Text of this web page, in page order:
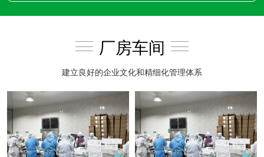
厂房车间
建立良好的企业文化和精细化管理体系